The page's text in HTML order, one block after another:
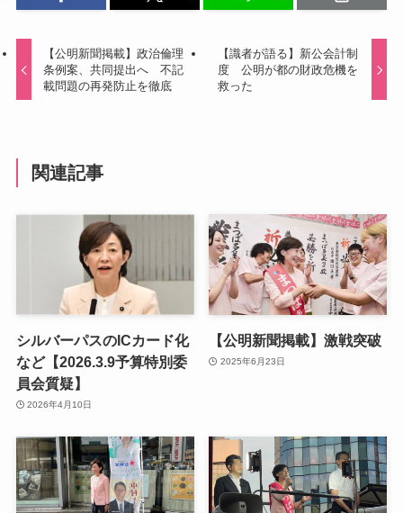
【公明新聞掲載】政治倫理
条例案、共同提出へ 不記
載問題の再発防止を徹底
【識者が語る】新公会計制
度 公明が都の財政危機を
救った
関連記事
シルバーパスのICカード化
など【2026.3.9予算特別委
員会質疑】
2026年4月10日
【公明新聞掲載】激戦突破
2025年6月23日